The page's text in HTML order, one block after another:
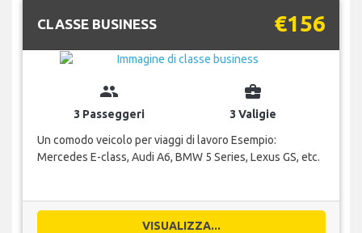
CLASSE BUSINESS €156
group
3 Passeggeri
business_center
3 Valigie
Un comodo veicolo per viaggi di lavoro Esempio:
Mercedes E-class, Audi A6, BMW 5 Series, Lexus GS, etc.
VISUALIZZA...